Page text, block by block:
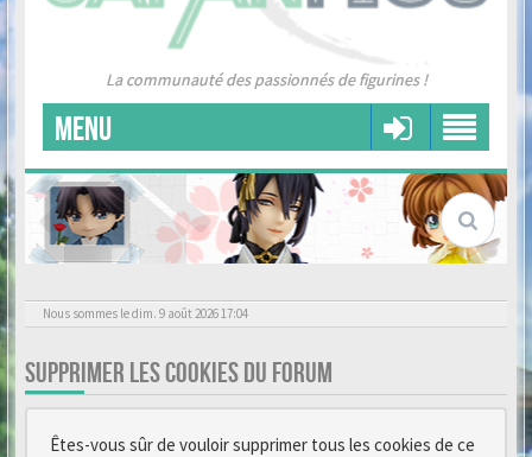
La communauté des passionnés de figurines !
MENU
Nous sommes le dim. 9 août 2026 17:04
SUPPRIMER LES COOKIES DU FORUM
Êtes-vous sûr de vouloir supprimer tous les cookies de ce